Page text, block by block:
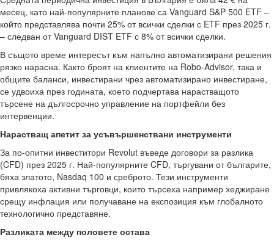
месец, като най-популярните планове са Vanguard S&P 500 ETF –
който представлява почти 25% от всички сделки с ETF през 2025 г.
– следван от Vanguard DIST ETF с 8% от всички сделки.
В същото време интересът към напълно автоматизирани решения
рязко нарасна. Както броят на клиентите на Robo-Advisor, така и
общите баланси, инвестирани чрез автоматизирано инвестиране,
се удвоиха през годината, което подчертава нарастващото
търсене на дългосрочно управление на портфейли без
интервенции.
Нарастващ апетит за усъвършенствани инструменти
За по-опитни инвеститори Revolut въведе договори за разлика
(CFD) през 2025 г. Най-популярните CFD, търгувани от българите,
бяха златото, Nasdaq 100 и среброто. Тези инструменти
привлякоха активни търговци, които търсеха например хеджиране
срещу инфлация или получаване на експозиция към глобалното
технологично представяне.
Разликата между половете остава